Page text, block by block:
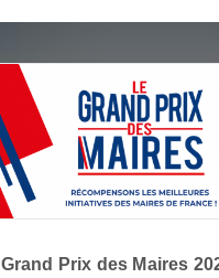
Grand Prix des Maires